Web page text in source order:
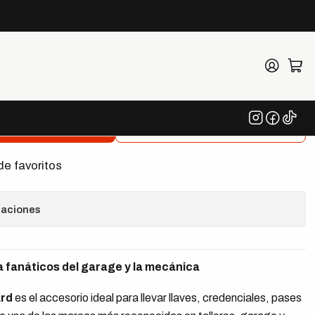
Lanyard
favoritos
fanáticos del garage y la mecánica
es el accesorio ideal para llevar llaves, credenciales, pases